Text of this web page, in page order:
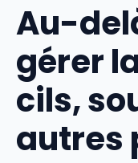
Au-
gérer
cils,
autres